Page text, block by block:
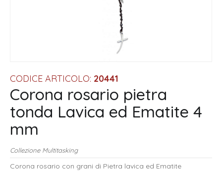
CODICE ARTICOLO: 20441
Corona rosario pietra
tonda Lavica ed Ematite 4
mm
Collezione Multitasking
Corona rosario con grani di Pietra lavica ed Ematite